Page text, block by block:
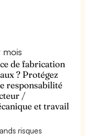
mois
de fabrication
? Protégez
responsabilité
/
et travail
risques